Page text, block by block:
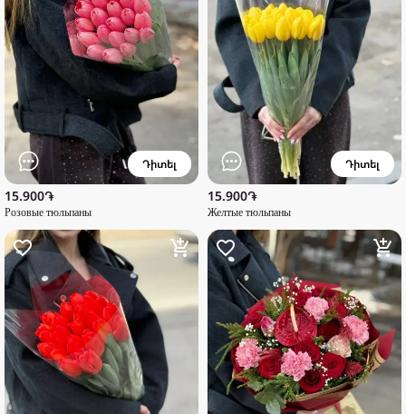
Դիտել
15.900֏
Розовые тюльпаны
Դիտել
15.900֏
Желтые тюльпаны